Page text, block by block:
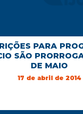
PARA
SÃO
DE MAIO
17 de abril de 2014